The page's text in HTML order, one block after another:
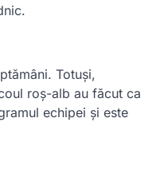
Totuși,
roș-alb au făcut ca
echipei și este